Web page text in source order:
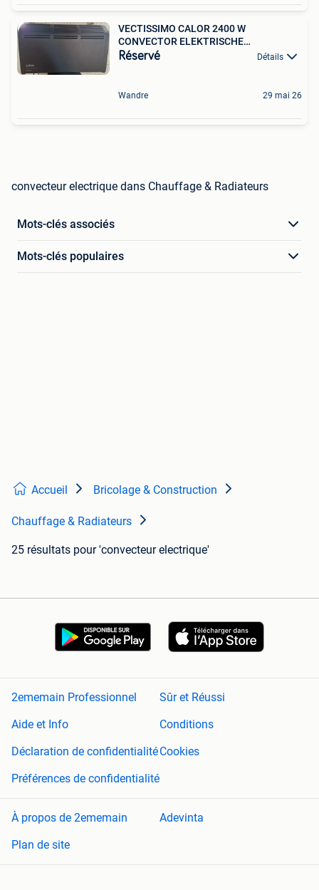
VECTISSIMO CALOR 2400 W
CONVECTOR ELEKTRISCHE
VERWARMING
Réservé Détails
Wandre 29 mai 26
convecteur electrique dans Chauffage & Radiateurs
Mots-clés associés
Mots-clés populaires
Accueil Bricolage & Construction
Chauffage & Radiateurs
25 résultats pour 'convecteur electrique'
2ememain Professionnel
Sûr et Réussi
Aide et Info
Conditions
Déclaration de confidentialitéCookies
Préférences de confidentialité
À propos de 2ememain
Adevinta
Plan de site